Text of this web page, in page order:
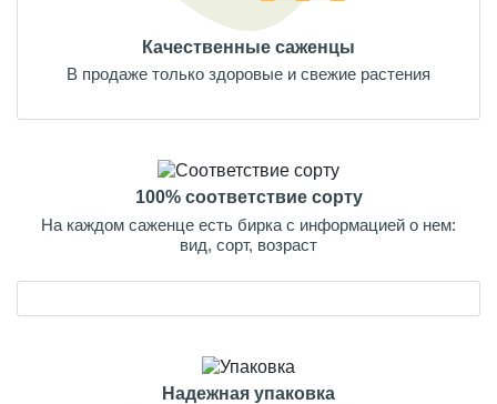
Качественные саженцы
В продаже только здоровые и свежие растения
100% соответствие сорту
На каждом саженце есть бирка с информацией о нем:
вид, сорт, возраст
Надежная упаковка